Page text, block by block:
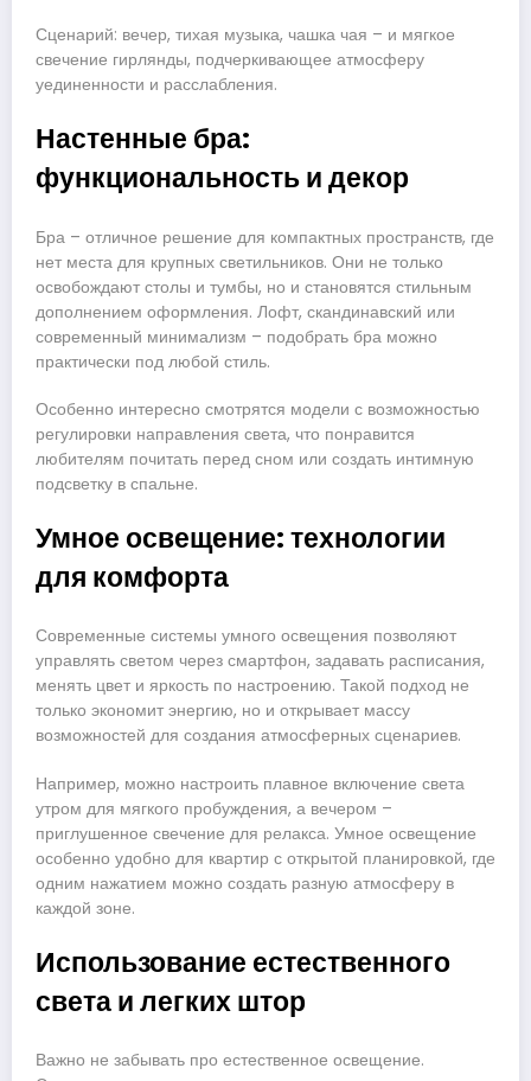
Сценарий: вечер, тихая музыка, чашка чая – и мягкое
свечение гирлянды, подчеркивающее атмосферу
уединенности и расслабления.
Настенные бра:
функциональность и декор
Бра – отличное решение для компактных пространств, где
нет места для крупных светильников. Они не только
освобождают столы и тумбы, но и становятся стильным
дополнением оформления. Лофт, скандинавский или
современный минимализм – подобрать бра можно
практически под любой стиль.
Особенно интересно смотрятся модели с возможностью
регулировки направления света, что понравится
любителям почитать перед сном или создать интимную
подсветку в спальне.
Умное освещение: технологии
для комфорта
Современные системы умного освещения позволяют
управлять светом через смартфон, задавать расписания,
менять цвет и яркость по настроению. Такой подход не
только экономит энергию, но и открывает массу
возможностей для создания атмосферных сценариев.
Например, можно настроить плавное включение света
утром для мягкого пробуждения, а вечером –
приглушенное свечение для релакса. Умное освещение
особенно удобно для квартир с открытой планировкой, где
одним нажатием можно создать разную атмосферу в
каждой зоне.
Использование естественного
света и легких штор
Важно не забывать про естественное освещение.